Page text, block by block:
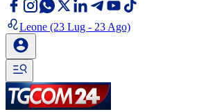
Leone (23 Lug - 23 Ago)